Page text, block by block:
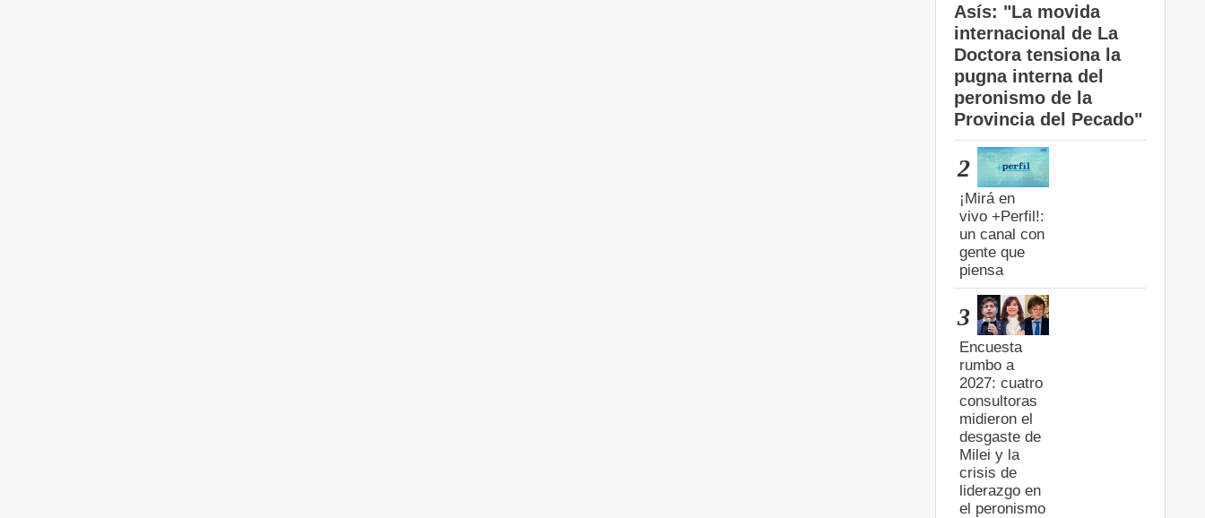
Asís: "La movida
internacional de La
Doctora tensiona la
pugna interna del
peronismo de la
Provincia del Pecado"
2
¡Mirá en
vivo +Perfil!:
un canal con
gente que
piensa
3
Encuesta
rumbo a
2027: cuatro
consultoras
midieron el
desgaste de
Milei y la
crisis de
liderazgo en
el peronismo